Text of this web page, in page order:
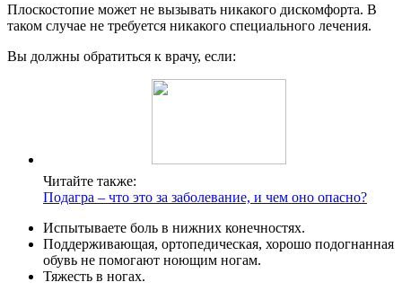
Плоскостопие может не вызывать никакого дискомфорта. В
таком случае не требуется никакого специального лечения.
Вы должны обратиться к врачу, если:
Читайте также:
Подагра – что это за заболевание, и чем оно опасно?
Испытываете боль в нижних конечностях.
Поддерживающая, ортопедическая, хорошо подогнанная
обувь не помогают ноющим ногам.
Тяжесть в ногах.